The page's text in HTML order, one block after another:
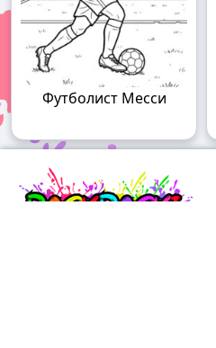
Футболист Месси